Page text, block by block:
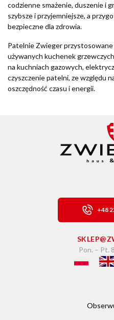
codzienne smażenie, duszenie i
szybsze i przyjemniejsze, a
bezpieczne dla zdrowia.
Patelnie Zwieger
używanych kuchenek
na kuchniach gazowych,
czyszczenie patelni, ze względu
oszczędność czasu i energii.
+48
Pon. – Pt.